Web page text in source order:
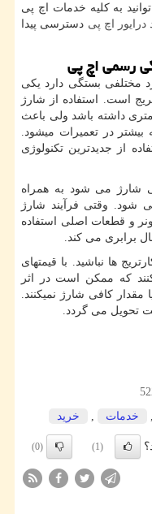
به کلیه خدمات اچ پی
درایور اچ پی دسترسی پیدا
رسمی اچ پی
مختلفی بستگی دارد یکی
است. استفاده از شارژ
داشته باشد ولی باعث
در تعمیرات میشود.
از جدیدترین تکنولوژی
شارژ می شود به همراه
شود. وقتی فرآیند شارژ
و قطعات اصلی استفاده
برابری می کند.
ها نباشید. با قیمتهای
که ممکن است در اثر
مقدار کافی شارژ نمیکنند.
تحویل می گردد.
, خدمات , خرید
(1)
(0)